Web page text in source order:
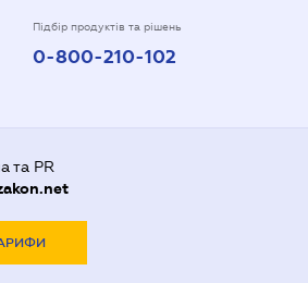
Підбір продуктів та рішень
0-800-210-102
та PR